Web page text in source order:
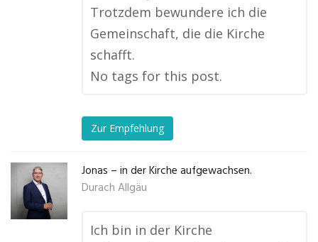
Trotzdem bewundere ich die
Gemeinschaft, die die Kirche
schafft.
No tags for this post.
Zur Empfehlung
Jonas – in der Kirche aufgewachsen.
Durach Allgäu
Ich bin in der Kirche